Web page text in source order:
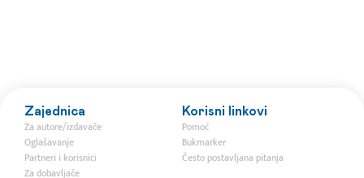
Zajednica
Za autore/izdavače
Oglašavanje
Partneri i korisnici
Za dobavljače
Korisni linkovi
Pomoć
Bukmarker
Često postavljana pitanja